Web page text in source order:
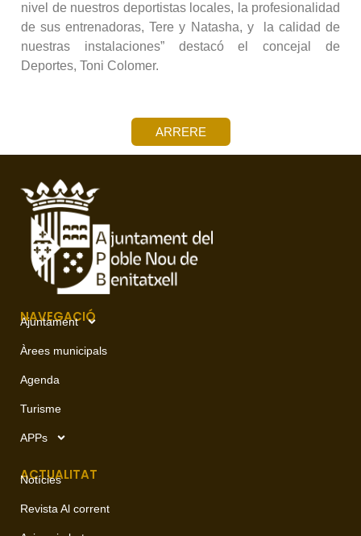
nivel de nuestros deportistas locales, la profesionalidad
de sus entrenadoras, Tere y Natasha, y la calidad de
nuestras instalaciones” destacó el concejal de
Deportes, Toni Colomer.
ARRERE
NAVEGACIÓ
Ajuntament
Àrees municipals
Agenda
Turisme
APPs
ACTUALITAT
Notícies
Revista Al corrent